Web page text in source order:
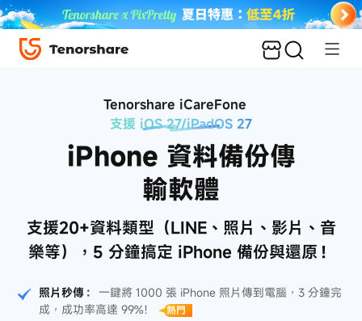
Tenorshare iCareFone
支援 iOS 27/iPadOS 27
iPhone 資料備份傳
輸軟體
支援20+資料類型（LINE、照片、影片、音
樂等），5 分鐘搞定 iPhone 備份與還原！
照片秒傳 ：
一鍵將 1000 張 iPhone 照片傳到電腦，3 分鐘完
成，成功率高達 99%！
熱門